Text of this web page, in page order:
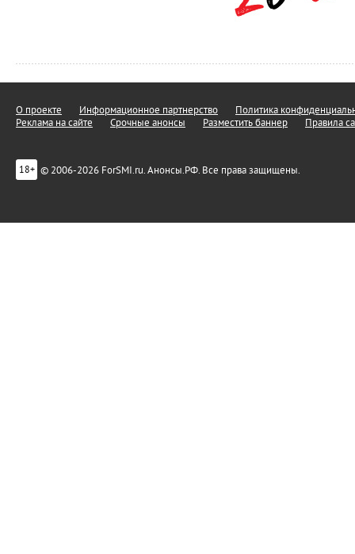
О проекте Информационное партнерство
Политика
Реклама на сайте
Срочные анонсы Разместить баннер Правила
18+ © 2006-2026 ForSMI.ru. Анонсы.РФ. Все права защищены.